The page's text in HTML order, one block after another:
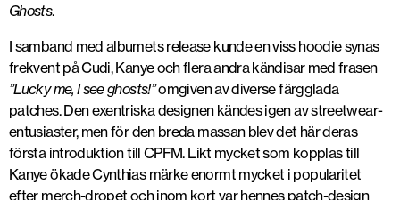
Ghosts.
I samband med albumets release kunde en viss hoodie synas
frekvent på Cudi, Kanye och flera andra kändisar med frasen
”Lucky me, I see ghosts!”omgiven av diverse färgglada
patches. Den exentriska designen kändes igen av streetwear-
entusiaster, men för den breda massan blev det här deras
första introduktion till CPFM. Likt mycket som kopplas till
Kanye ökade Cynthias märke enormt mycket i popularitet
efter merch-dropet och inom kort var hennes patch-design